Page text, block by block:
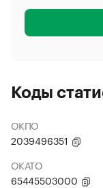
Коды
ОКПО
2039496351
ОКАТО
65445503000